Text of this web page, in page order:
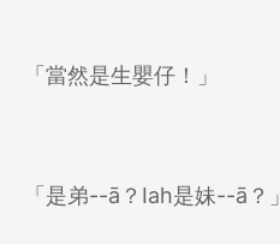
「當然是生嬰仔！」
「是弟--ā？Iah是妹--ā？」